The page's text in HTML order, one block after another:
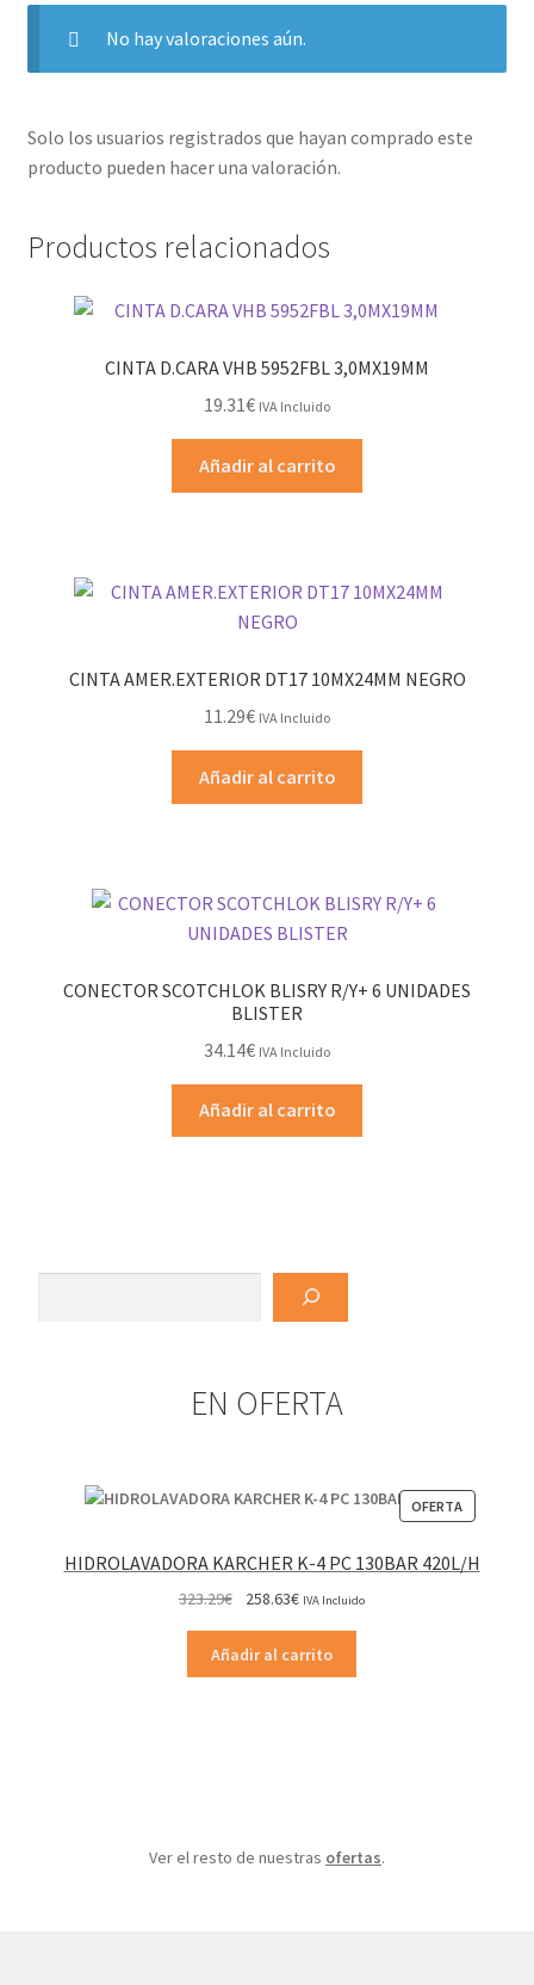
No hay valoraciones aún.
Solo los usuarios registrados que hayan comprado este
producto pueden hacer una valoración.
Productos relacionados
CINTA D.CARA VHB 5952FBL 3,0MX19MM
19.31€ IVA Incluido
Añadir al carrito
CINTA AMER.EXTERIOR DT17 10MX24MM NEGRO
11.29€ IVA Incluido
Añadir al carrito
CONECTOR SCOTCHLOK BLISRY R/Y+ 6 UNIDADES
BLISTER
34.14€ IVA Incluido
Añadir al carrito
EN OFERTA
OFERTA
EN
HIDROLAVADORA KARCHER K-4 PC 130BAR 420L/H
323.29€
original
era:
258.63€El
actual
es:
IVA Incluido
Añadir al carrito
Ver el resto de nuestras ofertas.